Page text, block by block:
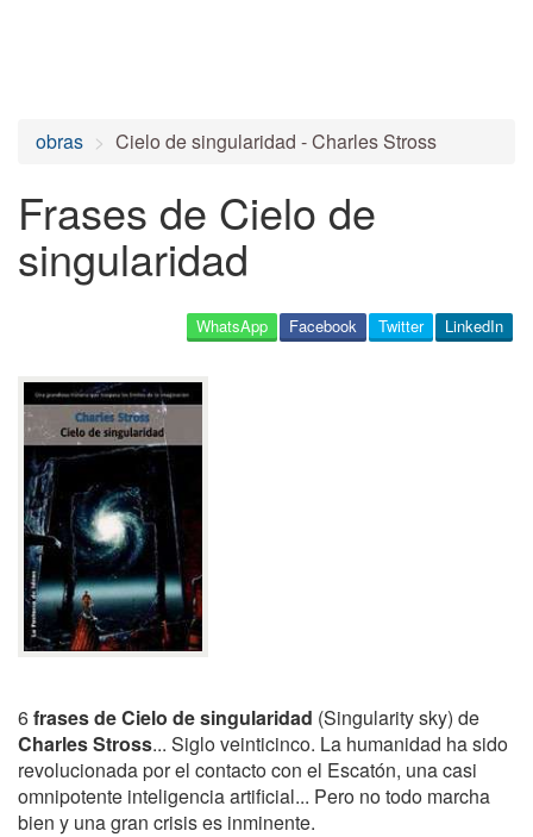
obras Cielo de singularidad - Charles Stross
Frases de Cielo de
singularidad
LinkedIn
Twitter
Facebook
WhatsApp
6frases de Cielo de singularidad (Singularity sky) de
Charles Stross... Siglo veinticinco. La humanidad ha sido
revolucionada por el contacto con el Escatón, una casi
omnipotente inteligencia artificial... Pero no todo marcha
bien y una gran crisis es inminente.